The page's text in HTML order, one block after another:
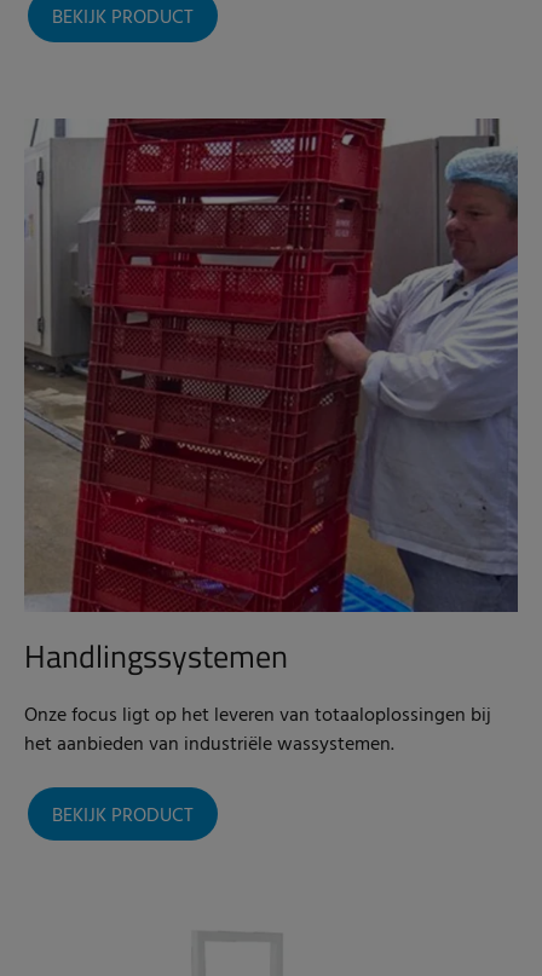
BEKIJK PRODUCT
Handlingssystemen
Onze focus ligt op het leveren van totaaloplossingen bij
het aanbieden van industriële wassystemen.
BEKIJK PRODUCT